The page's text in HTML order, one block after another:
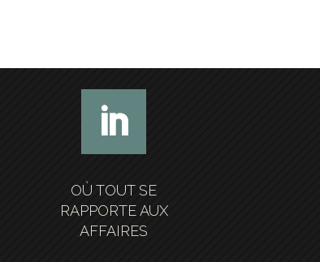
OÙ TOUT SE
RAPPORTE AUX
AFFAIRES